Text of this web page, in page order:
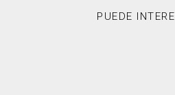
PUEDE